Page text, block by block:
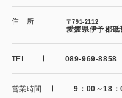
勉強部屋・子供部屋
休憩室・喫煙室
中古品
住 所 〒791-2112
愛媛県伊予郡
TEL 089-969-8858
営業時間 9：00～18：